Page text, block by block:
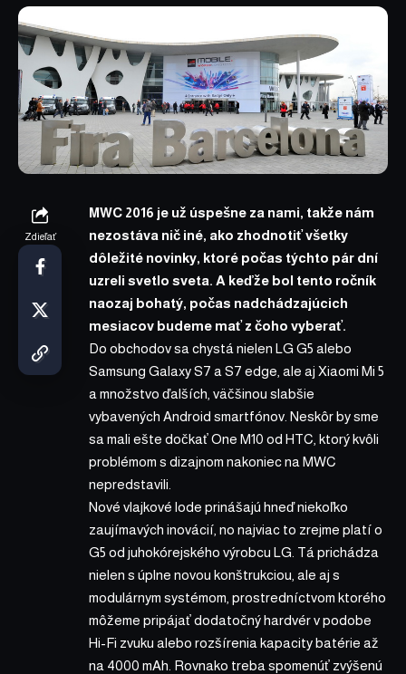
Zdieľať
MWC 2016 je už úspešne za nami, takže nám
nezostáva nič iné, ako zhodnotiť všetky
dôležité novinky, ktoré počas týchto pár dní
uzreli svetlo sveta. A keďže bol tento ročník
naozaj bohatý, počas nadchádzajúcich
mesiacov budeme mať z čoho vyberať.
Do obchodov sa chystá nielen LG G5 alebo
Samsung Galaxy S7 a S7 edge, ale aj Xiaomi Mi 5
a množstvo ďalších, väčšinou slabšie
vybavených Android smartfónov. Neskôr by sme
sa mali ešte dočkať One M10 od HTC, ktorý kvôli
problémom s dizajnom nakoniec na MWC
nepredstavili.
Nové vlajkové lode prinášajú hneď niekoľko
zaujímavých inovácií, no najviac to zrejme platí o
G5 od juhokórejského výrobcu LG. Tá prichádza
nielen s úplne novou konštrukciou, ale aj s
modulárnym systémom, prostredníctvom ktorého
môžeme pripájať dodatočný hardvér v podobe
Hi-Fi zvuku alebo rozšírenia kapacity batérie až
na 4000 mAh. Rovnako treba spomenúť zvýšenú